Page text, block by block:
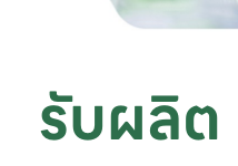
รับผลิต